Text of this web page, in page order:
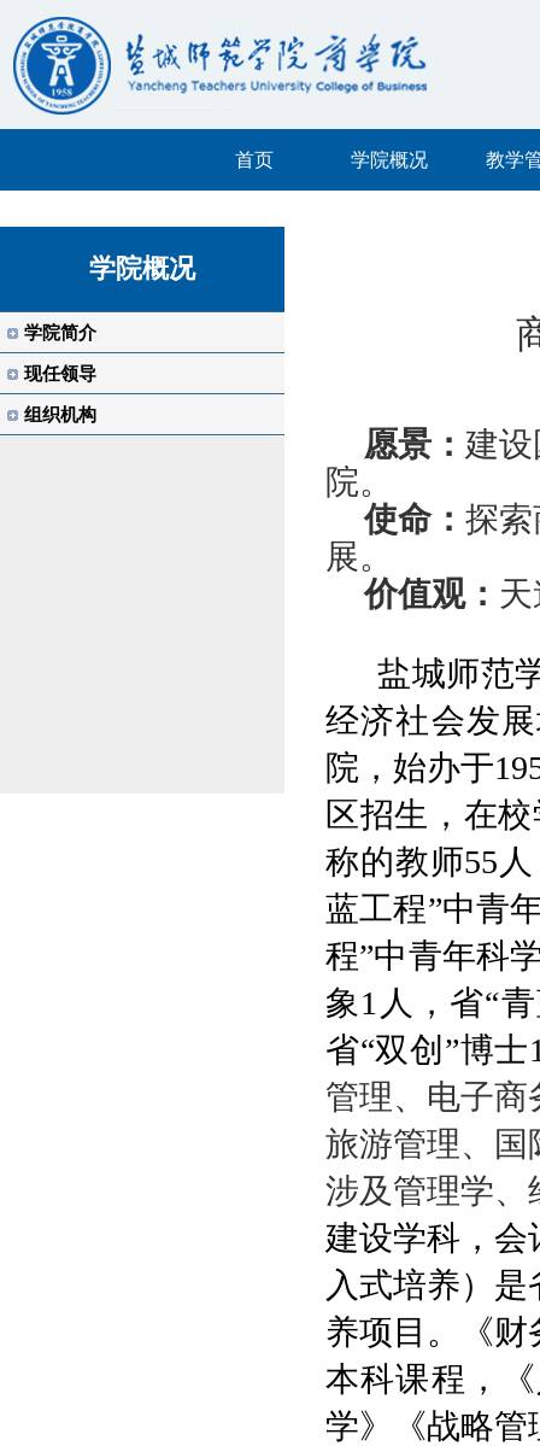
首页 学院概况 教学
学院概况
学院简介
现任领导
组织机构
愿景： 建
院。
使命： 探
展。
价值观：
盐城师范
经济社会发
院，始办于
区招生，在
称的教师55
蓝工程”中青
程”中青年科
象 1 人，省“
省“双创 ”博士
管理、电子
旅游管理、国
涉及管理学、
建设学科，
入式培养） 是
养项目。《
本科课程 ， 《
学》《战略管